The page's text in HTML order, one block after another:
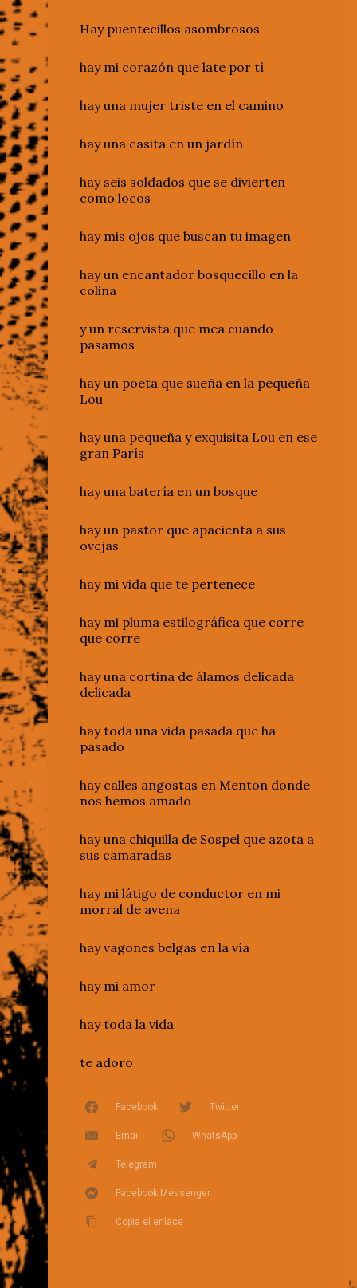
Hay puentecillos asombrosos
hay mi corazón que late por tí
hay una mujer triste en el camino
hay una casita en un jardín
hay seis soldados que se divierten
como locos
hay mis ojos que buscan tu imagen
hay un encantador bosquecillo en la
colina
y un reservista que mea cuando
pasamos
hay un poeta que sueña en la pequeña
Lou
hay una pequeña y exquisita Lou en ese
gran París
hay una batería en un bosque
hay un pastor que apacienta a sus
ovejas
hay mi vida que te pertenece
hay mi pluma estilográfica que corre
que corre
hay una cortina de álamos delicada
delicada
hay toda una vida pasada que ha
pasado
hay calles angostas en Menton donde
nos hemos amado
hay una chiquilla de Sospel que azota a
sus camaradas
hay mi látigo de conductor en mi
morral de avena
hay vagones belgas en la vía
hay mi amor
hay toda la vida
te adoro
Facebook Twitter
Email WhatsApp
Telegram
Facebook Messenger
Copia el enlace